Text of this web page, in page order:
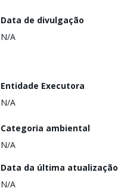
Data de divulgação
N/A
Entidade Executora
N/A
Categoria ambiental
N/A
Data da última atualização
N/A